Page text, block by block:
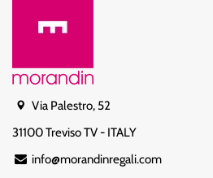
Via Palestro, 52
31100 Treviso TV - ITALY
info@morandinregali.com